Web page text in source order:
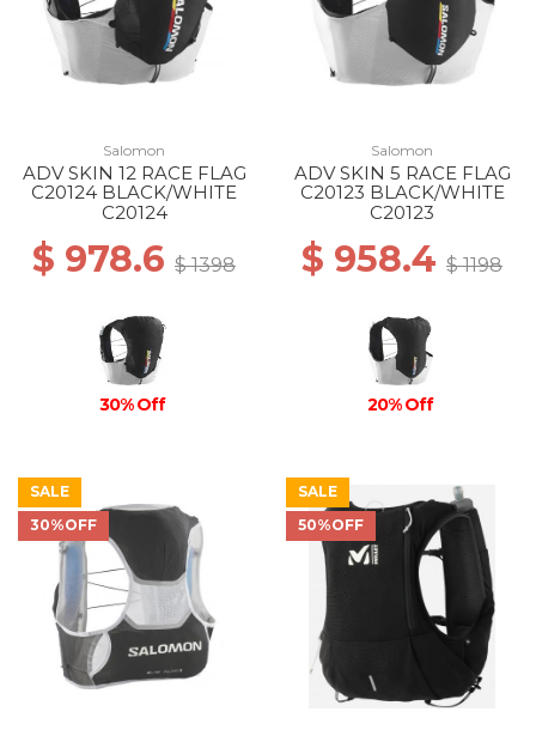
Salomon
ADV SKIN 12 RACE FLAG
C20124 BLACK/WHITE
C20124
$ 978.6 $ 1398
30% Off
Salomon
ADV SKIN 5 RACE FLAG
C20123 BLACK/WHITE
C20123
$ 958.4 $ 1198
20% Off
SALE
30%OFF
SALE
50%OFF